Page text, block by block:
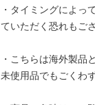
・タイミングによっ
ていただく恐れもご
・こちらは海外製品
未使用品でもごくわ